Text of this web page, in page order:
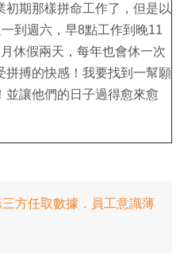
期那樣拼命工作了，但是以
到週六，早8點工作到晚11
休假兩天，每年也會休一次
拼搏的快感！我要找到一幫願
並讓他們的日子過得愈來愈
方任取數據．員工意識薄